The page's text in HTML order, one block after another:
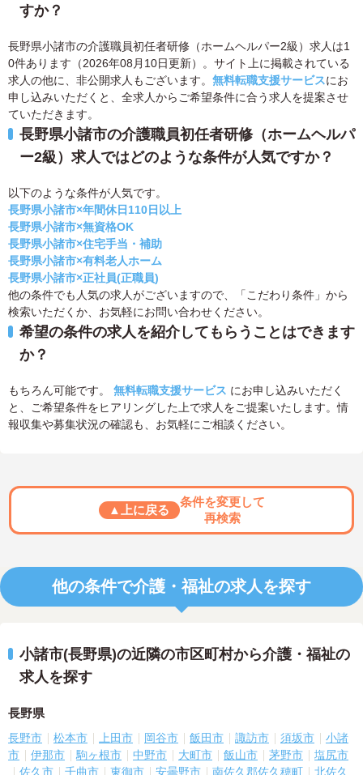
すか？
長野県小諸市の介護職員初任者研修（ホームヘルパー2級）求人は1
0件あります（2026年08月10日更新）。サイト上に掲載されている
求人の他に、非公開求人もございます。 無料転職支援サービスにお
申し込みいただくと、全求人からご希望条件に合う求人を提案させ
ていただきます。
長野県小諸市の介護職員初任者研修（ホームヘルパ
ー2級）求人ではどのような条件が人気ですか？
以下のような条件が人気です。
長野県小諸市×年間休日110日以上
長野県小諸市×無資格OK
長野県小諸市×住宅手当・補助
長野県小諸市×有料老人ホーム
長野県小諸市×正社員(正職員)
他の条件でも人気の求人がございますので、「こだわり条件」から
検索いただくか、お気軽にお問い合わせください。
希望の条件の求人を紹介してもらうことはできます
か？
もちろん可能です。 無料転職支援サービス にお申し込みいただく
と、ご希望条件をヒアリングした上で求人をご提案いたします。情
報収集や募集状況の確認も、お気軽にご相談ください。
▲上に戻る
条件を変更して
再検索
他の条件で介護・福祉の求人を探す
小諸市(長野県)の近隣の市区町村から介護・福祉の
求人を探す
長野県
長野市 松本市 上田市 岡谷市 飯田市 諏訪市 須坂市
小諸
市
伊那市 駒ヶ根市 中野市 大町市 飯山市 茅野市
塩尻市
佐久市
千曲市 東御市 安曇野市 南佐久郡佐久穂町
北佐久